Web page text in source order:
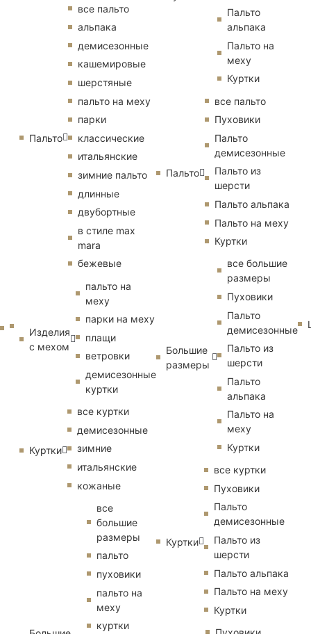
Пальто
все пальто
альпака
демисезонные
кашемировые
шерстяные
пальто на меху
парки
классические
итальянские
зимние пальто
длинные
двубортные
в стиле max
mara
бежевые
Изделия
с мехом
пальто на
меху
парки на меху
плащи
ветровки
демисезонные
куртки
Куртки
все куртки
демисезонные
зимние
итальянские
кожаные
все
большие
размеры
пальто
пуховики
пальто на
меху
куртки
Пальто
альпака
Пальто на
меху
Куртки
Пальто
все пальто
Пуховики
Пальто
демисезонные
Пальто из
шерсти
Пальто альпака
Пальто на меху
Куртки
Большие
размеры
все большие
размеры
Пуховики
Пальто
демисезонные
Пальто из
шерсти
Пальто
альпака
Пальто на
меху
Куртки
Куртки
все куртки
Пуховики
Пальто
демисезонные
Пальто из
шерсти
Пальто альпака
Пальто на меху
Куртки